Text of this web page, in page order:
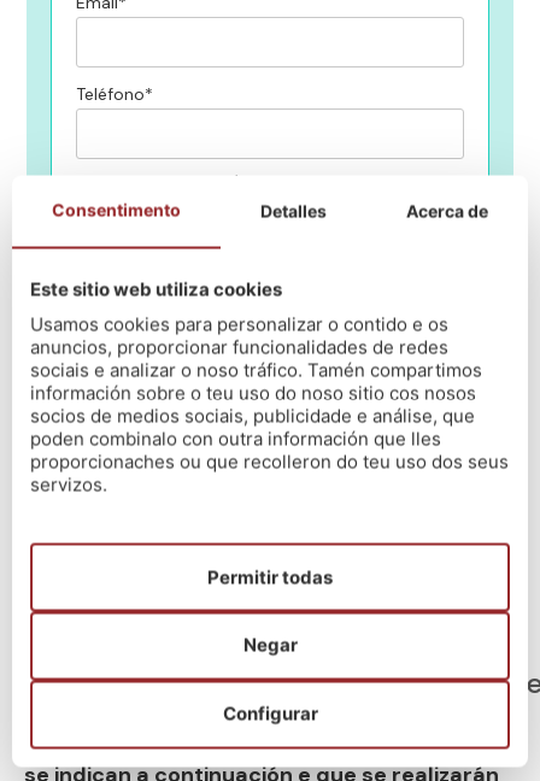
Teléfono*
Lin e acepto a política de privacidade(Ler)
¡Escríbenos por WhatsApp!
Proceso selectivoTemarioTitulación
Exercicio único: constará das dúas partes que
se indican a continuación e que se realizarán
Consentimento Detalles Acerca de
Este sitio web utiliza cookies
Usamos cookies para personalizar o contido e os
anuncios, proporcionar funcionalidades de redes
sociais e analizar o noso tráfico. Tamén compartimos
información sobre o teu uso do noso sitio cos nosos
socios de medios sociais, publicidade e análise, que
poden combinalo con outra información que lles
proporcionaches ou que recolleron do teu uso dos seus
servizos.
Configurar
Negar
Permitir todas